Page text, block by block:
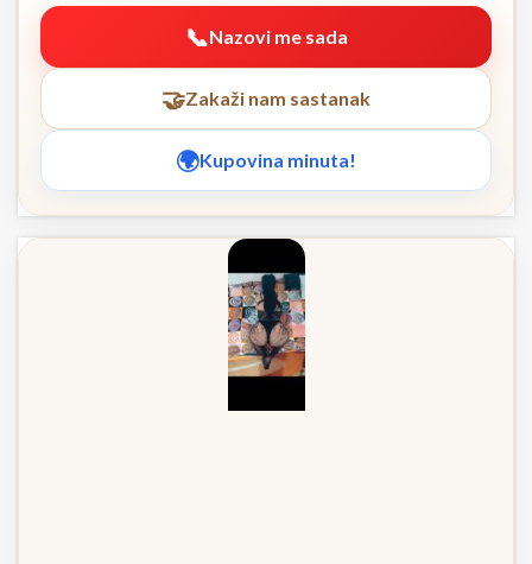
Nazovi me sada
Zakaži nam sastanak
Kupovina minuta!